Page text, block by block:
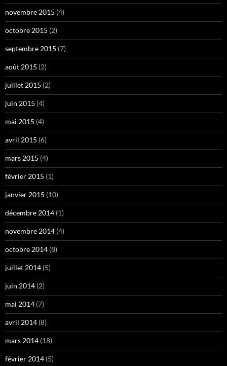
novembre 2015 (4)
octobre 2015 (2)
septembre 2015 (7)
août 2015 (2)
juillet 2015 (2)
juin 2015 (4)
mai 2015 (4)
avril 2015 (6)
mars 2015 (4)
février 2015 (1)
janvier 2015 (10)
décembre 2014 (1)
novembre 2014 (4)
octobre 2014 (8)
juillet 2014 (5)
juin 2014 (2)
mai 2014 (7)
avril 2014 (8)
mars 2014 (18)
février 2014 (5)